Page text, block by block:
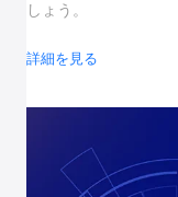
しょう。
詳細を見る